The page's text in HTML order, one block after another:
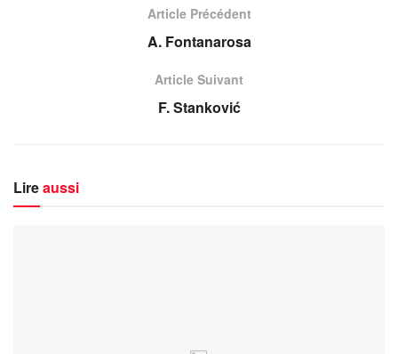
Article Précédent
A. Fontanarosa
Article Suivant
F. Stanković
Lireaussi